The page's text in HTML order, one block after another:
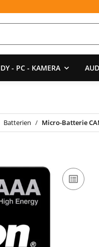
- PC - KAMERA
Batterien Micro-Batterie